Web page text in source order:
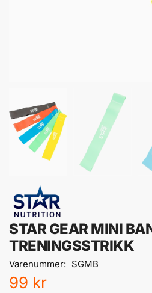
STAR GEAR MINI
TRENINGSSTRIKK
Varenummer: SGMB
99 kr